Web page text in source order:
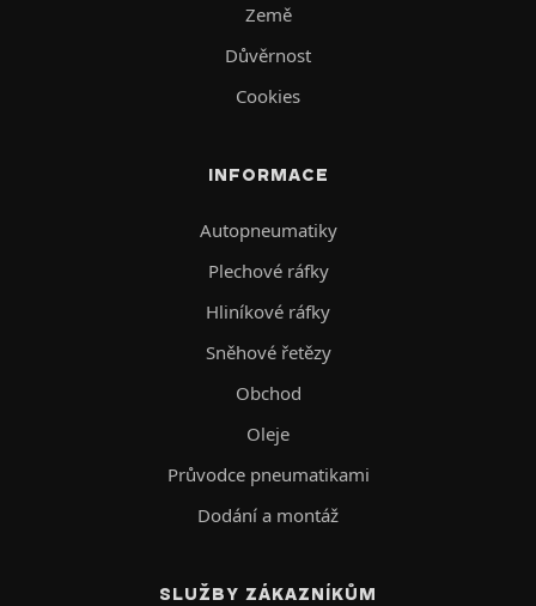
Země
Důvěrnost
Cookies
INFORMACE
Autopneumatiky
Plechové ráfky
Hliníkové ráfky
Sněhové řetězy
Obchod
Oleje
Průvodce pneumatikami
Dodání a montáž
SLUŽBY ZÁKAZNÍKŮM